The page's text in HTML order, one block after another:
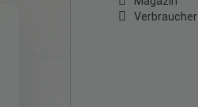
Verbraucher